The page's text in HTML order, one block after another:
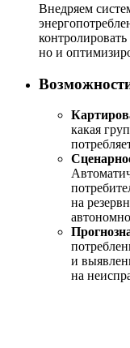
Внедряем
но и
какая
на
и
на